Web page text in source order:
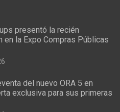
presentó la recién
en la Expo Compras Públicas
del nuevo ORA 5 en
exclusiva para sus primeras